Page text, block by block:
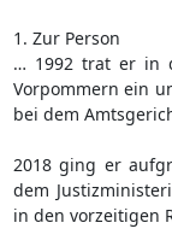
1. Zur Person
… 1992 trat er in
Vorpommern ein
bei dem
2018 ging er
dem
in den vorzeitigen